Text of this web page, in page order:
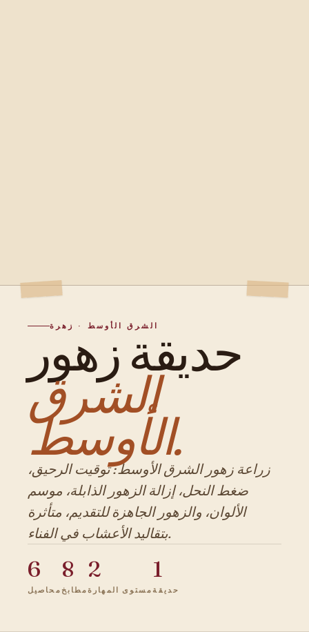
الشرق الأوسط · زهرة
حديقة زهور
الشرق
الأوسط.
زراعة زهور الشرق الأوسط: توقيت الرحيق،
ضغط النحل، إزالة الزهور الذابلة، موسم
الألوان، والزهور الجاهزة للتقديم، متأثرة
بتقاليد الأعشاب في الفناء.
6
محاصيل
8
مطابخ
2
مستوى المهارة
1
حديقة